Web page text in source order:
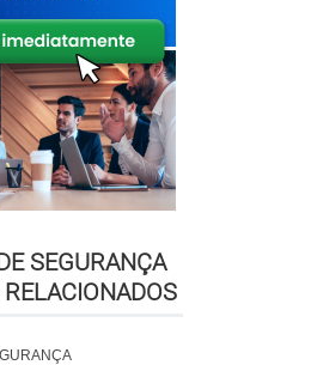
SEGURANÇA